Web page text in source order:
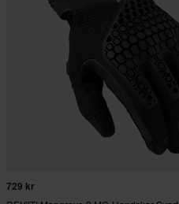
729 kr